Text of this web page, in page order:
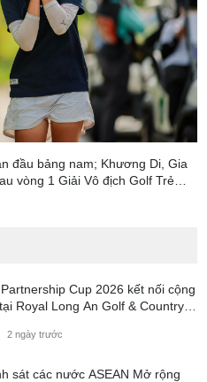
đầu bảng nam; Khương Di, Gia
vòng 1 Giải Vô địch Golf Trẻ
Cup 2026 kết nối cộng
Royal Long An Golf & Country
2 ngày trước
sát các nước ASEAN Mở rộng